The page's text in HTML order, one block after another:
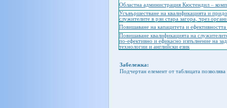
Областна администрация Кюстендил –
Усъвършестване на квалификацията и
служителите в рзи стара загора, чрез
Повишаване на капацитета и
Повишаване квалификацията на
по-ефективно и ефикасно изпълнение на
технологии и английски език
Забележка:
Подчертан елемент от таблицата